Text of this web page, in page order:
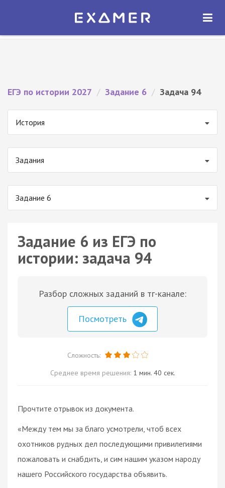
Экзамер — ЕГЭ 2027
ОТКРЫТЬ
ЕГЭ по истории 2027 / Задание 6 / Задача 94
История
Задания
Задание 6
Задание 6 из ЕГЭ по
истории: задача 94
Разбор сложных заданий в тг-канале:
Посмотреть
Сложность:
Среднее время решения: 1 мин. 40 сек.
Прочтите отрывок из документа.
«Между тем мы за благо усмотрели, чтоб всех
охотников рудных дел последующими привилегиями
пожаловать и снабдить, и сим нашим указом народу
нашего Российского государства объявить.